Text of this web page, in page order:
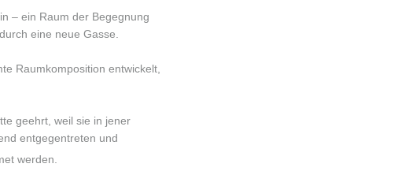
– ein Raum der Begegnung
eine neue Gasse.
Raumkomposition entwickelt,
geehrt, weil sie in jener
entgegentreten und
werden.